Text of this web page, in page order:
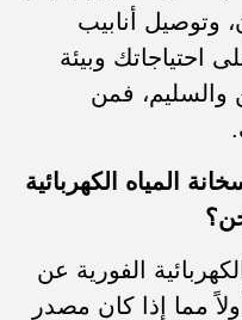
وتوصيل أنابيب
احتياجاتك وبيئة
والسليم، فمن
المياه الكهربائية
الفورية عن
مما إذا كان مصدر